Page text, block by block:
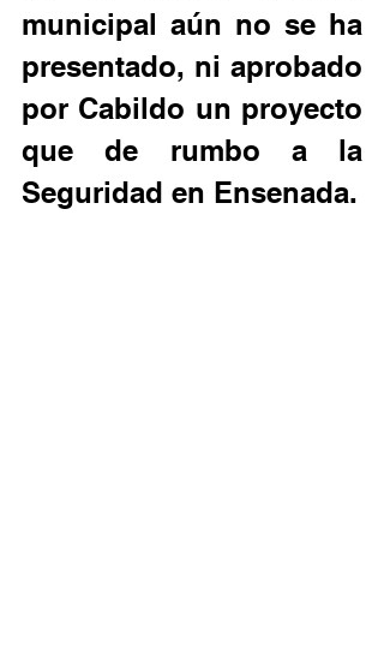
municipal aún no se ha
presentado, ni aprobado
por Cabildo un proyecto
que de rumbo a la